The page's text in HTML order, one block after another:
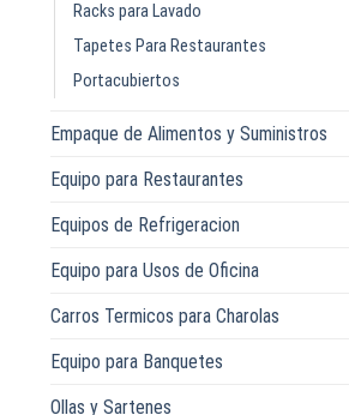
Racks para Lavado
Tapetes Para Restaurantes
Portacubiertos
Empaque de Alimentos y Suministros
Equipo para Restaurantes
Equipos de Refrigeracion
Equipo para Usos de Oficina
Carros Termicos para Charolas
Equipo para Banquetes
Ollas y Sartenes